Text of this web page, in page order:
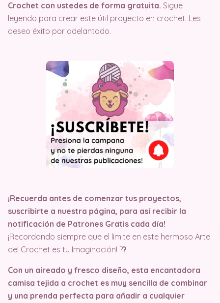
Crochet con ustedes de forma gratuita. Sigue
leyendo para crear este útil proyecto en crochet. Les
deseo éxito por adelantado.
¡Recuerda antes de comenzar tus proyectos,
suscribirte a nuestra página, para así recibir la
notificación de Patrones Gratis cada día!
¡Recordando siempre que el límite en este hermoso Arte
del Crochet es tu Imaginación! ??
Con un aireado y fresco diseño, esta encantadora
camisa tejida a crochet es muy sencilla de combinar
y una prenda perfecta para añadir a cualquier